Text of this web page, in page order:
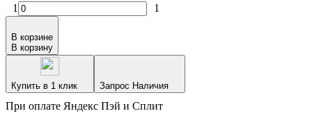
1
1
В корзине
В корзину
Купить в 1 клик Запрос Наличия
При оплате Яндекс Пэй и Сплит